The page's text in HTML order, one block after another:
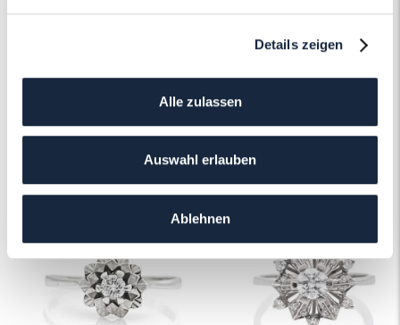
Details zeigen
Alle zulassen
Auswahl erlauben
Ablehnen
Das könnte Ihnen auch gefallen!